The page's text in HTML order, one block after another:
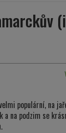
populární, na
a na podzim se